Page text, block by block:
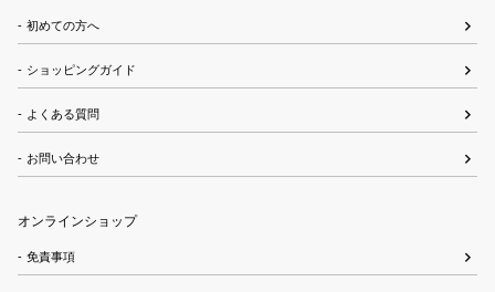
初めての方へ
ショッピングガイド
よくある質問
お問い合わせ
オンラインショップ
免責事項